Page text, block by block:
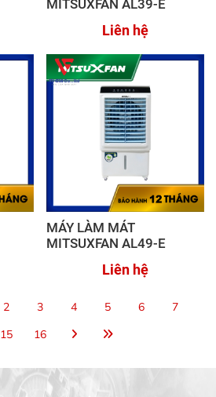
MITSUXFAN AL39-E
Liên hệ
MÁY LÀM MÁT
MITSUXFAN AL49-E
Liên hệ
2 3 4 5 6
7
15 16